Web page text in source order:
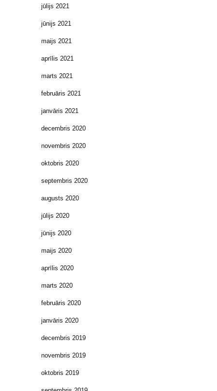
jūlijs 2021
jūnijs 2021
maijs 2021
aprīlis 2021
marts 2021
februāris 2021
janvāris 2021
decembris 2020
novembris 2020
oktobris 2020
septembris 2020
augusts 2020
jūlijs 2020
jūnijs 2020
maijs 2020
aprīlis 2020
marts 2020
februāris 2020
janvāris 2020
decembris 2019
novembris 2019
oktobris 2019